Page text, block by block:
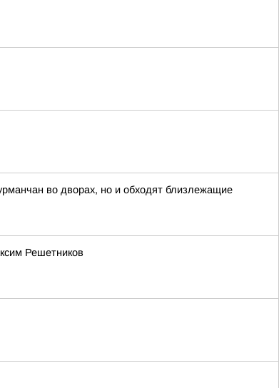
во дворах, но и обходят близлежащие
Решетников